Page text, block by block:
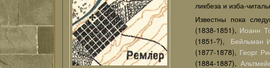
ликбеза и изба-
Известны пока
(1838-1851), Иоанн
(1851-?), Бейльман
(1877-1878), Георг
(1884-1887),